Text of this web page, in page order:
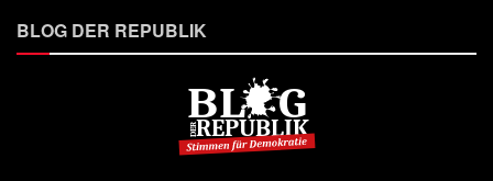
BLOG DER REPUBLIK